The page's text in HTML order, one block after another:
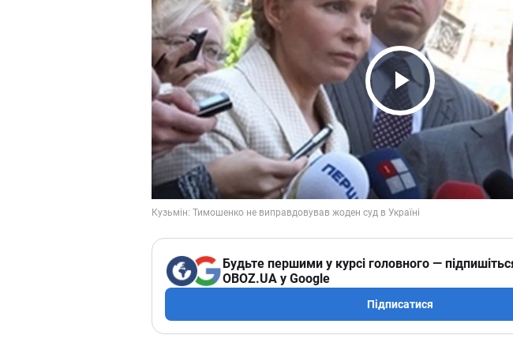
Play
Будьте першими у курсі головного —
OBOZ.UA у Google
Підписатися